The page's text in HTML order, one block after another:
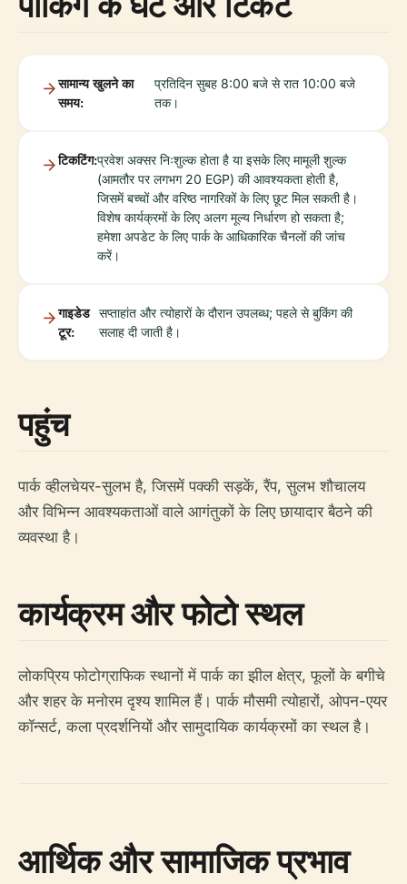
सामान्य खुलने का
समय:
प्रतिदिन सुबह 8:00 बजे से रात 10:00 बजे
तक।
टिकटिंग:प्रवेश अक्सर निःशुल्क होता है या इसके लिए मामूली शुल्क
(आमतौर पर लगभग 20 EGP) की आवश्यकता होती है,
जिसमें बच्चों और वरिष्ठ नागरिकों के लिए छूट मिल सकती है।
विशेष कार्यक्रमों के लिए अलग मूल्य निर्धारण हो सकता है;
हमेशा अपडेट के लिए पार्क के आधिकारिक चैनलों की जांच
करें।
गाइडेड
टूर:
सप्ताहांत और त्योहारों के दौरान उपलब्ध; पहले से बुकिंग की
सलाह दी जाती है।
पहुंच
पार्क व्हीलचेयर-सुलभ है, जिसमें पक्की सड़कें, रैंप, सुलभ शौचालय
और विभिन्न आवश्यकताओं वाले आगंतुकों के लिए छायादार बैठने की
व्यवस्था है।
कार्यक्रम और फोटो स्थल
लोकप्रिय फोटोग्राफिक स्थानों में पार्क का झील क्षेत्र, फूलों के बगीचे
और शहर के मनोरम दृश्य शामिल हैं। पार्क मौसमी त्योहारों, ओपन-एयर
कॉन्सर्ट, कला प्रदर्शनियों और सामुदायिक कार्यक्रमों का स्थल है।
आर्थिक और सामाजिक प्रभाव